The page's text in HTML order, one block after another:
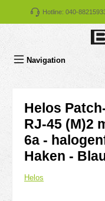
Zum Hauptinhalt springen
Hotline: 040-
Navigation
Helos
RJ-45 (M)2
6a -
Haken -
Helos